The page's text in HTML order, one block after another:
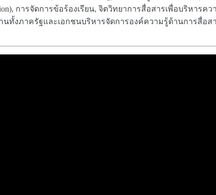
การจัดการข้อร้องเรียน, จิตวิทยาการสื่อสารเพื่อบริหา
งานทั้งภาครัฐและเอกชนบริหารจัดการองค์ความรู้ด้านการสื่